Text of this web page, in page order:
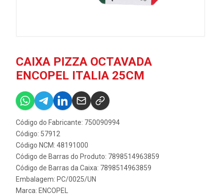
CAIXA PIZZA OCTAVADA
ENCOPEL ITALIA 25CM
Código do Fabricante: 750090994
Código: 57912
Código NCM: 48191000
Código de Barras do Produto: 7898514963859
Código de Barras da Caixa: 7898514963859
Embalagem: PC/0025/UN
Marca: ENCOPEL